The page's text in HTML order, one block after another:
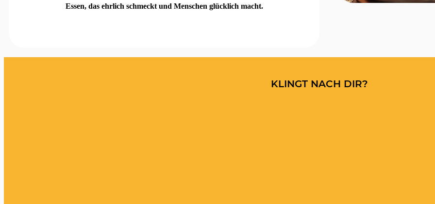
Essen, das ehrlich schmeckt und Menschen glücklich macht.
KLINGT NACH DIR?